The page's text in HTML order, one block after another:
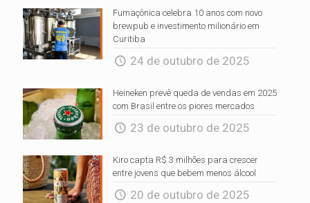
Fumaçônica celebra 10 anos com novo
brewpub e investimento milionário em
Curitiba
24 de outubro de 2025
Heineken prevê queda de vendas em 2025
com Brasil entre os piores mercados
23 de outubro de 2025
Kiro capta R$ 3 milhões para crescer
entre jovens que bebem menos álcool
20 de outubro de 2025